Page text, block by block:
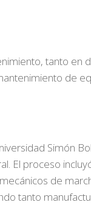
tanto en
de
Simón
El proceso
de
tanto